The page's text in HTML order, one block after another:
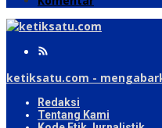
ketiksatu.com -
Redaksi
Tentang Kami